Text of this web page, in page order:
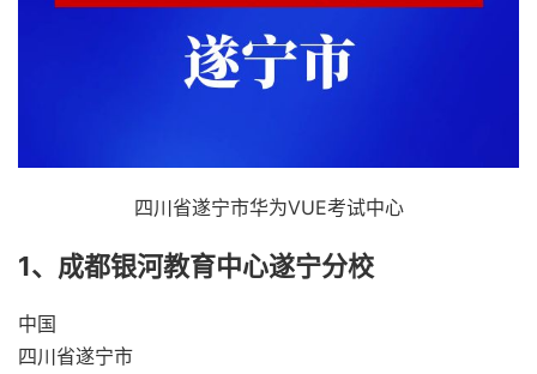
四川省遂宁市华为VUE考试中心
1、成都银河教育中心遂宁分校
中国
四川省遂宁市